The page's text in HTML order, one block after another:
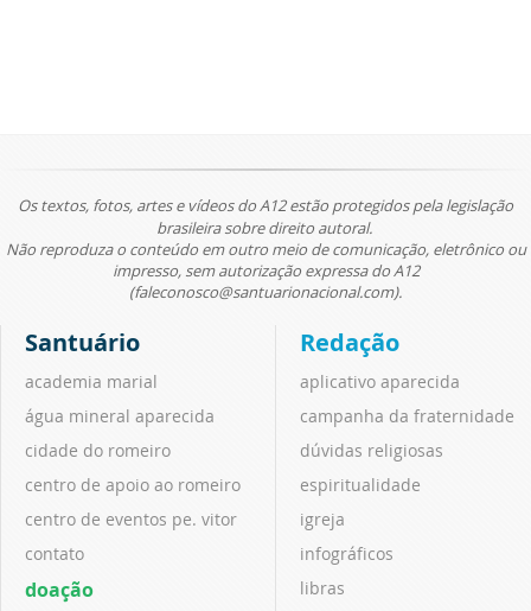
Os textos, fotos, artes e vídeos do A12 estão protegidos pela legislação
brasileira sobre direito autoral.
Não reproduza o conteúdo em outro meio de comunicação, eletrônico ou
impresso, sem autorização expressa do A12
(faleconosco@santuarionacional.com).
Santuário
academia marial
água mineral aparecida
cidade do romeiro
centro de apoio ao romeiro
centro de eventos pe. vitor
contato
doação
Redação
aplicativo aparecida
campanha da fraternidade
dúvidas religiosas
espiritualidade
igreja
infográficos
libras